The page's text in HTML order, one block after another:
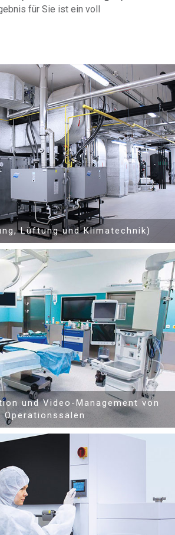
für Sie ist ein voll
Lüftung und Klimatechnik)
und Video-Management von
Operationssälen
für Operationssäle:
®